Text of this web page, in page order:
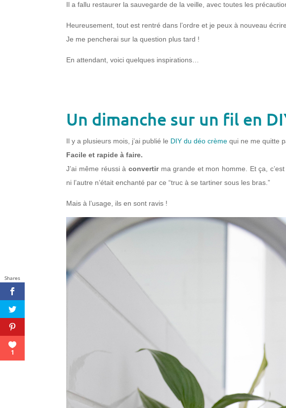
Il a fallu restaurer la sauvegarde de la veille, avec toutes les
Heureusement, tout est rentré dans l’ordre et je peux à nouveau
Je me pencherai sur la question plus tard !
En attendant, voici quelques inspirations…
Un dimanche sur un fil en
Il y a plusieurs mois, j’ai publié le DIY du déo crème qui ne me quitte
Facile et rapide à faire.
J’ai même réussi à convertirma grande et mon homme. Et ça,
ni l’autre n’était enchanté par ce “truc à se tartiner sous les bras.”
Mais à l’usage, ils en sont ravis !
Shares
1